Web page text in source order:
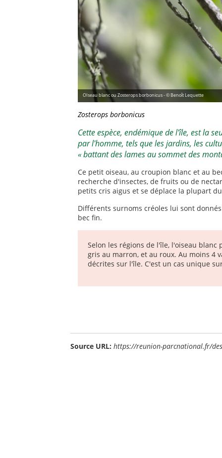
OIseau blanc ou Zosterops borbonicus - © Benoît Lequette
Zosterops borbonicus
Cette espèce, endémique de l'île, est la
par l'homme, tels que les jardins, les
« battant des lames au sommet des
Ce petit oiseau, au croupion blanc et au
recherche d'insectes, de fruits ou de
petits cris aigus et se déplace la plupart
Différents surnoms créoles lui sont
bec fin.
Selon les régions de l'île, l'oiseau
gris au marron, et au roux. Au moins 4
décrites sur l'île. C'est un cas unique
Source URL: https://reunion-parcnational.fr/